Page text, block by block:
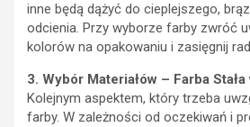
inne będą dążyć do cieplejszego,
odcienia. Przy wyborze farby zwróć
kolorów na opakowaniu i zasięgnij
3. Wybór Materiałów – Farba Stała
Kolejnym aspektem, który trzeba
farby. W zależności od oczekiwań i